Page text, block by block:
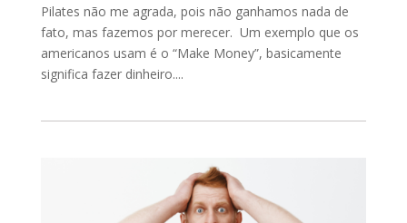
Pilates não me agrada, pois não ganhamos nada de
fato, mas fazemos por merecer. Um exemplo que os
americanos usam é o “Make Money”, basicamente
significa fazer dinheiro....